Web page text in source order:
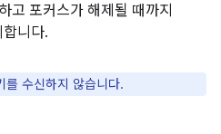
고 포커스가 해제될 때까지
니다.
수신하지 않습니다.